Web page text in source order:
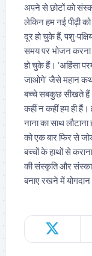
अपने से छोटों को
लेकिन हम नई पीढ़ी
दूर हो चुके हैं, पशु-
समय पर भोजन करना
हो चुके हैं। ‘अहिंसा
जाओगे’ जैसे महान
बच्चे सबकुछ सीखते हैं।
कहीं न कहीं हम ही
नाना का साथ
को एक बार फिर से
बच्चों के हाथों से
की संस्कृति और
बनाए रखने में